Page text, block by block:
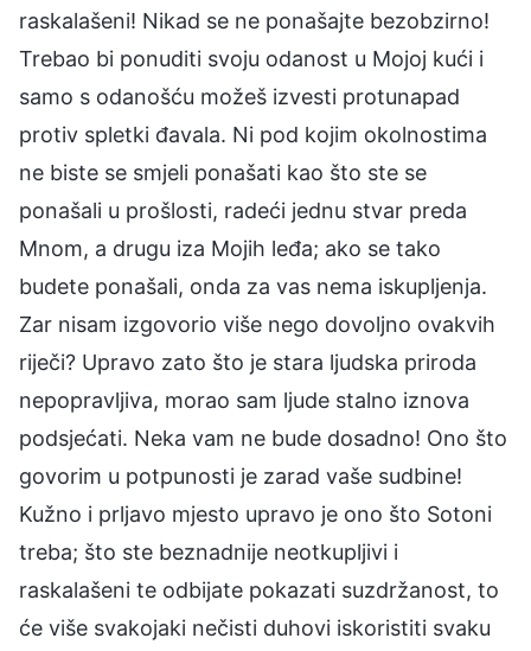
raskalašeni! Nikad se ne ponašajte bezobzirno!
Trebao bi ponuditi svoju odanost u Mojoj kući i
samo s odanošću možeš izvesti protunapad
protiv spletki đavala. Ni pod kojim okolnostima
ne biste se smjeli ponašati kao što ste se
ponašali u prošlosti, radeći jednu stvar preda
Mnom, a drugu iza Mojih leđa; ako se tako
budete ponašali, onda za vas nema iskupljenja.
Zar nisam izgovorio više nego dovoljno ovakvih
riječi? Upravo zato što je stara ljudska priroda
nepopravljiva, morao sam ljude stalno iznova
podsjećati. Neka vam ne bude dosadno! Ono što
govorim u potpunosti je zarad vaše sudbine!
Kužno i prljavo mjesto upravo je ono što Sotoni
treba; što ste beznadnije neotkupljivi i
raskalašeni te odbijate pokazati suzdržanost, to
će više svakojaki nečisti duhovi iskoristiti svaku